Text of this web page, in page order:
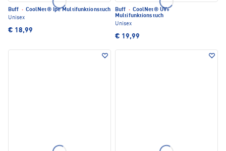
Buff · CoolNet® Ipe Multifunktionstuch
Unisex
€ 18,99
Buff · CoolNet® UV+
Multifunktionstuch
Unisex
€ 19,99